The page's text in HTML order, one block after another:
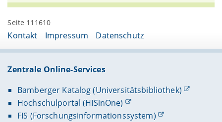
Seite 111610
Kontakt Impressum Datenschutz
Zentrale Online-Services
Bamberger Katalog (Universitätsbibliothek)
Hochschulportal (HISinOne)
FIS (Forschungsinformationssystem)